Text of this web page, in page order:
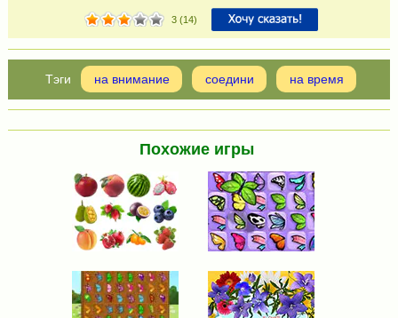
3 (14)
на внимание соедини на время
Похожие игры